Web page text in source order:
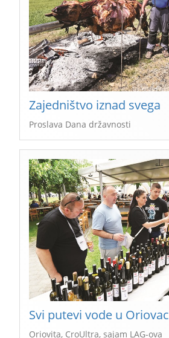
Zajedništvo iznad svega
Proslava Dana državnosti
Svi putevi vode u Oriovac
Oriovita, CroUltra, sajam LAG-ova